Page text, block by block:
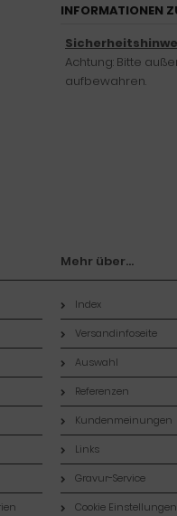
INFORMATIONEN
Achtung: Bitte
aufbewahren.
Mehr über...
Index
Versandinfoseite
Auswahl
Referenzen
Kundenmeinungen
Links
Gravur-Service
Cookie Einstellungen